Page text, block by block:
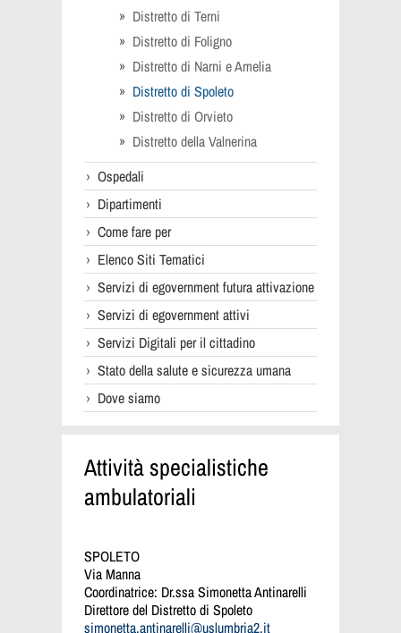
Distretto di Terni
Distretto di Foligno
Distretto di Narni e Amelia
Distretto di Spoleto
Distretto di Orvieto
Distretto della Valnerina
Ospedali
Dipartimenti
Come fare per
Elenco Siti Tematici
Servizi di egovernment futura attivazione
Servizi di egovernment attivi
Servizi Digitali per il cittadino
Stato della salute e sicurezza umana
Dove siamo
Attività specialistiche
ambulatoriali
SPOLETO
Via Manna
Coordinatrice: Dr.ssa Simonetta Antinarelli
Direttore del Distretto di Spoleto
simonetta.antinarelli@uslumbria2.it